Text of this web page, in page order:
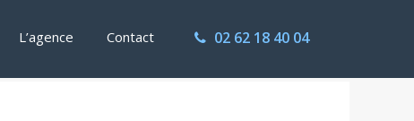
02 62 18 40 04
L’agence Contact